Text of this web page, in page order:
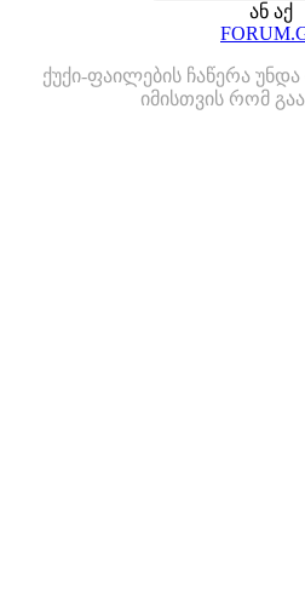
ან აქ
ქუქი-ფაილების ჩაწერა
იმისთვის რომ